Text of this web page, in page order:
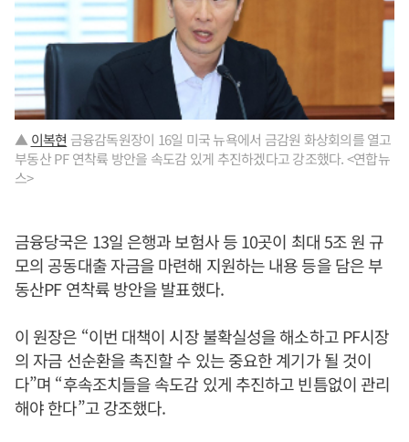
▲ 이복현 금융감독원장이 16일 미국 뉴욕에서 금감원 화상회의를 열고
부동산 PF 연착륙 방안을 속도감 있게 추진하겠다고 강조했다. <연합뉴
스>
금융당국은 13일 은행과 보험사 등 10곳이 최대 5조 원 규
모의 공동대출 자금을 마련해 지원하는 내용 등을 담은 부
동산PF 연착륙 방안을 발표했다.
이 원장은 “이번 대책이 시장 불확실성을 해소하고 PF시장
의 자금 선순환을 촉진할 수 있는 중요한 계기가 될 것이
다”며 “후속조치들을 속도감 있게 추진하고 빈틈없이 관리
해야 한다”고 강조했다.